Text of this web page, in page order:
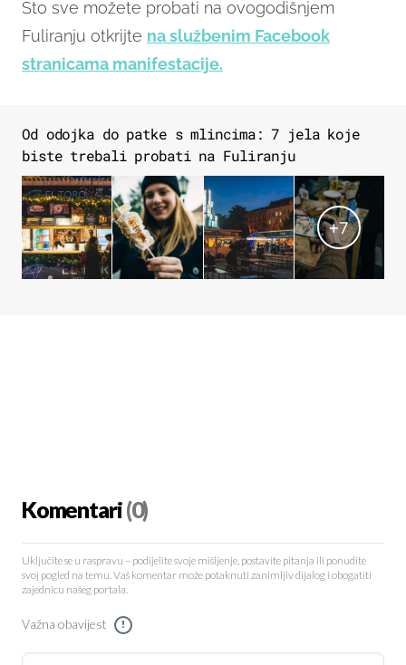
Što sve možete probati na ovogodišnjem
Fuliranju otkrijte na službenim Facebook
stranicama manifestacije.
Od odojka do patke s mlincima: 7 jela koje
biste trebali probati na Fuliranju
+7
Komentari(0)
Uključite se u raspravu – podijelite svoje mišljenje, postavite pitanja ili ponudite
svoj pogled na temu. Vaš komentar može potaknuti zanimljiv dijalog i obogatiti
zajednicu našeg portala.
Važna obavijest !